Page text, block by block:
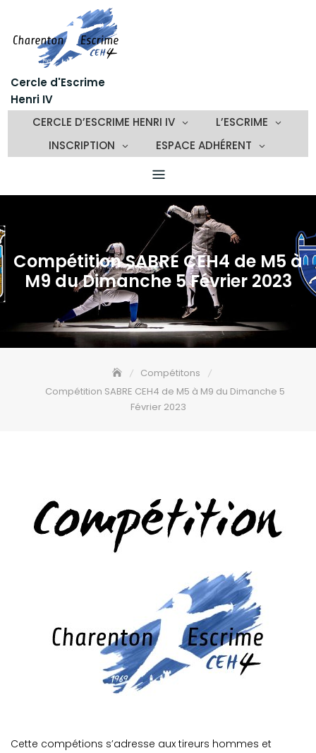
content
Cercle d'Escrime
Henri IV
CERCLE D’ESCRIME HENRI IV
L’ESCRIME
INSCRIPTION
ESPACE ADHÉRENT
Compétition SABRE CEH4 de M5 à
M9 du Dimanche 5 Février 2023
Compétitons
Compétition SABRE CEH4 de M5 à M9 du Dimanche 5
Février 2023
Cette compétions s’adresse aux tireurs hommes et